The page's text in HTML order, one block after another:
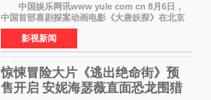
中国娱乐网讯www yule com cn 8月6日，
中国首部喜剧探案动画电影《大唐妖探》在北京
举办电影首映礼。导演程腾、联合导演黄珉、总
制片人曹紫建、制片人李莹莹，配音导演张喆，
对白指导程寅，领
影视新闻
惊悚冒险大片《逃出绝命街》预
售开启 安妮海瑟薇直面恐龙围猎